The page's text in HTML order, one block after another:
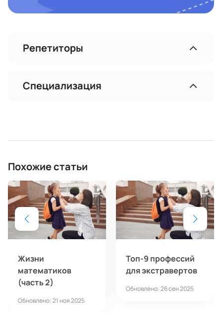
Репетиторы
Специализация
Похожие статьи
Жизни
математиков
(часть 2)
Обновлено: 21 ноя 2025
Топ-9 профессий
для экстравертов
Обновлено: 26 сен 2025